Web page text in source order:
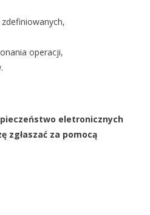
operacji,
eletronicznych
zgłaszać za pomocą